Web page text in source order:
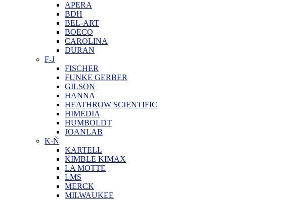
APERA
BDH
BEL-ART
BOECO
CAROLINA
DURAN
F-J
FISCHER
FUNKE GERBER
GILSON
HANNA
HEATHROW SCIENTIFIC
HIMEDIA
HUMBOLDT
JOANLAB
K-Ñ
KARTELL
KIMBLE KIMAX
LA MOTTE
LMS
MERCK
MILWAUKEE